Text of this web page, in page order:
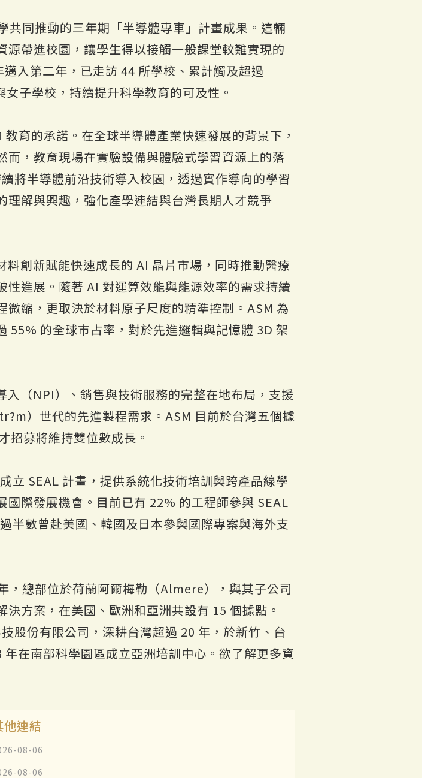
共同推動的三年期「半導體專車」計畫成果。這輛
帶進校園，讓學生得以接觸一般課堂較難實現的
入第二年，已走訪 44 所學校、累計觸及超過
子學校，持續提升科學教育的可及性。
育的承諾。在全球半導體產業快速發展的背景下，
，教育現場在實驗設備與體驗式學習資源上的落
將半導體前沿技術導入校園，透過實作導向的學習
解與興趣，強化產學連結與台灣長期人才競爭
創新賦能快速成長的 AI 晶片市場，同時推動醫療
進展。隨著 AI 對運算效能與能源效率的需求持續
縮，更取決於材料原子尺度的精準控制。ASM 為
55% 的全球市占率，對於先進邏輯與記憶體 3D 架
（NPI）、銷售與技術服務的完整在地布局，支援
）世代的先進製程需求。ASM 目前於台灣五個據
招募將維持雙位數成長。
立 SEAL 計畫，提供系統化技術培訓與跨產品線學
際發展機會。目前已有 22% 的工程師參與 SEAL
半數曾赴美國、韓國及日本參與國際專案與海外支
，總部位於荷蘭阿爾梅勒（Almere），與其子公司
方案，在美國、歐洲和亞洲共設有 15 個據點。
股份有限公司，深耕台灣超過 20 年，於新竹、台
在南部科學園區成立亞洲培訓中心。欲了解更多資
他連結
08-06
08-06